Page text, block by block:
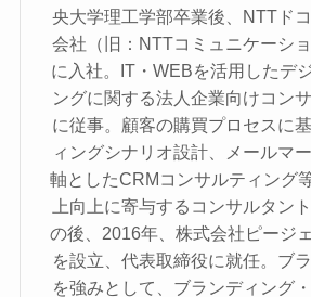
央大学理工学部卒業後、NTTド
会社（旧：NTTコミュニケーショ
に入社。IT・WEBを活用したデ
ングに関する法人企業向けコン
に従事。顧客の購買プロセスに
ィングシナリオ設計、メールマ
軸としたCRMコンサルティング
上向上に寄与するコンサルタン
の後、2016年、株式会社ピージ
を設立、代表取締役に就任。ブ
を強みとして、ブランディング